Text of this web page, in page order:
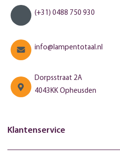
(+31) 0488 750 930
info@lampentotaal.nl
Dorpsstraat 2A
4043KK Opheusden
Klantenservice